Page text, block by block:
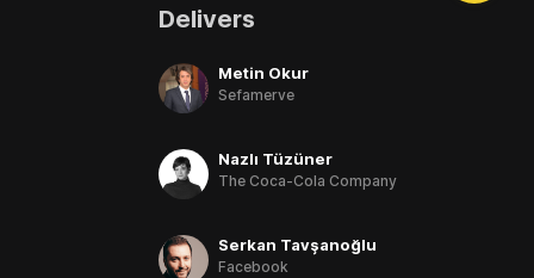
Delivers
Metin Okur
Sefamerve
Nazlı Tüzüner
The Coca-Cola Company
Serkan Tavşanoğlu
Facebook